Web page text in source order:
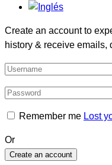
Create an account to
history & receive emails,
Remember me Lost
Or
Create an account